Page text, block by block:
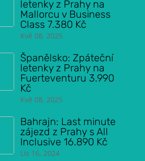
letenky z Prahy na
Mallorcu v Business
Class 7.380 Kč
Kvě 08, 2025
Španělsko: Zpáteční
letenky z Prahy na
Fuerteventuru 3.990
Kč
Kvě 08, 2025
Bahrajn: Last minute
zájezd z Prahy s All
Inclusive 16.890 Kč
Lis 16, 2024